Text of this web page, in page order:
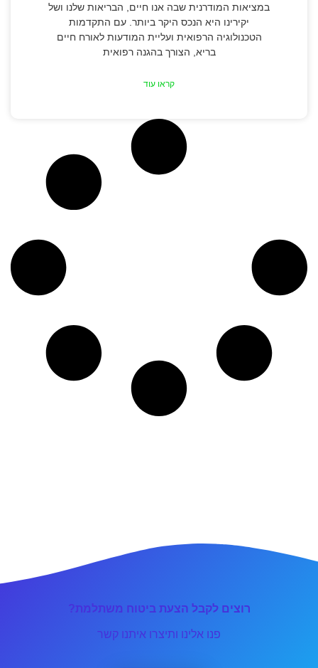
במציאות המודרנית שבה אנו חיים, הבריאות שלנו ושל
יקירינו היא הנכס היקר ביותר. עם התקדמות
הטכנולוגיה הרפואית ועליית המודעות לאורח חיים
בריא, הצורך בהגנה רפואית
קראו עוד
רוצים לקבל הצעת ביטוח משתלמת?
פנו אלינו ותיצרו איתנו קשר